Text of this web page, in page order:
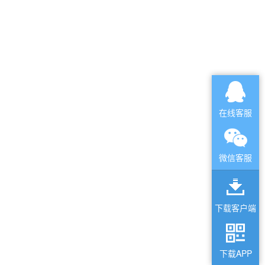
在线客服
微信客服
下载客户端
下载APP